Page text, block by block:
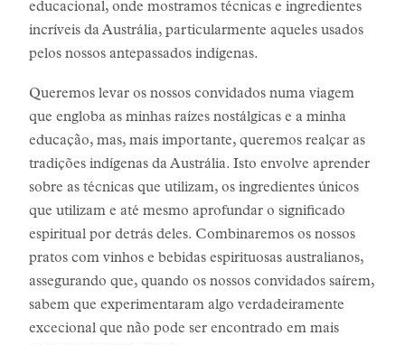
educacional, onde mostramos técnicas e ingredientes
incríveis da Austrália, particularmente aqueles usados
pelos nossos antepassados indígenas.
Queremos levar os nossos convidados numa viagem
que engloba as minhas raízes nostálgicas e a minha
educação, mas, mais importante, queremos realçar as
tradições indígenas da Austrália. Isto envolve aprender
sobre as técnicas que utilizam, os ingredientes únicos
que utilizam e até mesmo aprofundar o significado
espiritual por detrás deles. Combinaremos os nossos
pratos com vinhos e bebidas espirituosas australianos,
assegurando que, quando os nossos convidados saírem,
sabem que experimentaram algo verdadeiramente
excecional que não pode ser encontrado em mais